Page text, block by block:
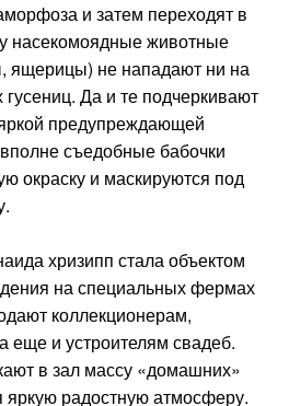
и затем переходят в
насекомоядные животные
ящерицы) не нападают ни на
гусениц. Да и те подчеркивают
предупреждающей
съедобные бабочки
окраску и маскируются под
хризипп стала объектом
на специальных фермах
коллекционерам,
еще и устроителям свадеб.
в зал массу «домашних»
яркую радостную атмосферу.